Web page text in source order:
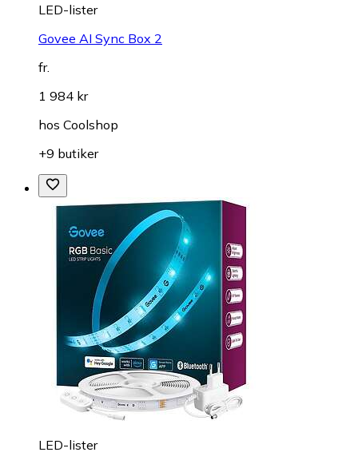
LED-lister
Govee AI Sync Box 2
fr.
1 984 kr
hos Coolshop
+9 butiker
LED-lister